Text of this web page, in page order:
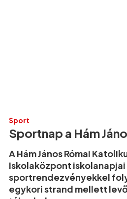
Sport
Sportnap a Hám
A Hám János Római
Iskolaközpont
sportrendezvényekkel
egykori strand mellett